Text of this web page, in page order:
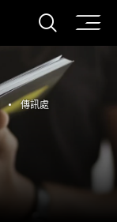
打開
傳訊處